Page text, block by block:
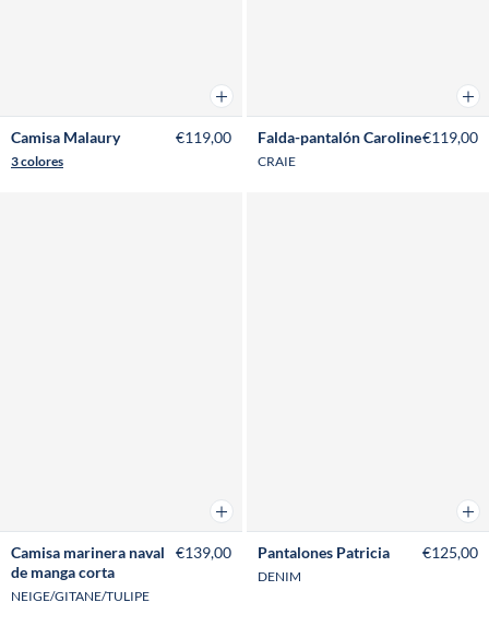
Añadir a la cesta
Camisa Malaury
3 colores
€119,00 Falda-pantalón Caroline
CRAIE
€119,00
Añadir a la cesta
Camisa marinera naval
de manga corta
NEIGE/GITANE/TULIPE
€139,00 Pantalones Patricia
DENIM
€125,00